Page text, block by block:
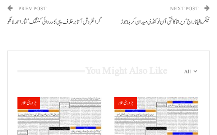
PREV POST
گرانفروش آتا برخلاف پبی کارروائی کننگک‘ نثار احمد لانگو
NEXT POST
ٹینکر مافیا نا راج‘ دیر انا کاختی آن نوکنڈی میدان کربلا جوڑ
All
ہڑدیئی تلار ہڑدیئی تلار